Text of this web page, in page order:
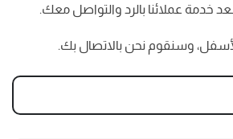
وسنقوم نحن بالاتصال بك.